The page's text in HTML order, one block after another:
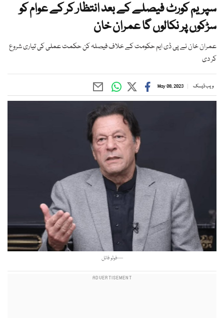
سپریم کورٹ فیصلے کے بعد انتظار کر کے عوام کو
سڑکوں پر نکالوں گا عمران خان
عمران خان نے پی ڈی ایم حکومت کے خلاف فیصلہ کن حکمت عملی کی تیاری شروع
کر دی
ویب ڈیسک May 08, 2023
—فوٹو فائل